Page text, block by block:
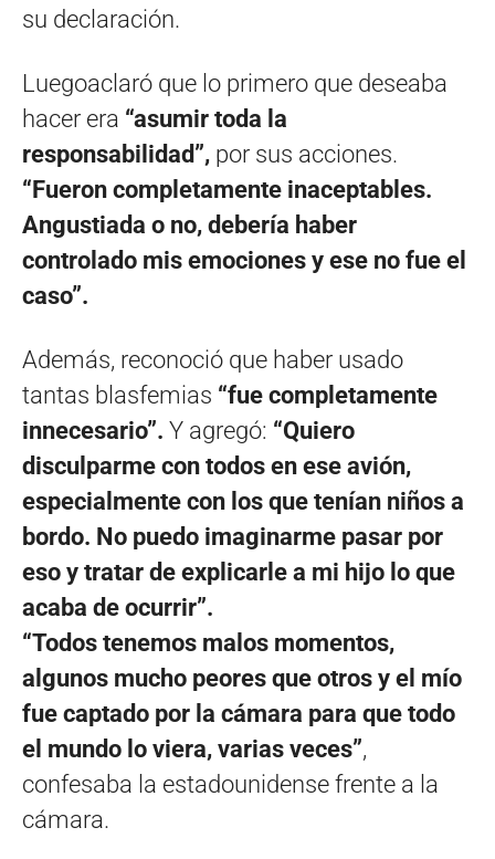
su declaración.
Luegoaclaró que lo primero que deseaba
hacer era “asumir toda la
responsabilidad”, por sus acciones.
“Fueron completamente inaceptables.
Angustiada o no, debería haber
controlado mis emociones y ese no fue el
caso”.
Además, reconoció que haber usado
tantas blasfemias “fue completamente
innecesario”. Y agregó: “Quiero
disculparme con todos en ese avión,
especialmente con los que tenían niños a
bordo. No puedo imaginarme pasar por
eso y tratar de explicarle a mi hijo lo que
acaba de ocurrir”.
“Todos tenemos malos momentos,
algunos mucho peores que otros y el mío
fue captado por la cámara para que todo
el mundo lo viera, varias veces”,
confesaba la estadounidense frente a la
cámara.